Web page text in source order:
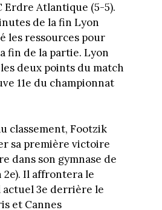
Erdre Atlantique (5-5).
de la fin Lyon
les ressources pour
fin de la partie. Lyon
deux points du match
11e du championnat
classement, Footzik
sa première victoire
dans son gymnase de
2e). Il affrontera le
actuel 3e derrière le
et Cannes